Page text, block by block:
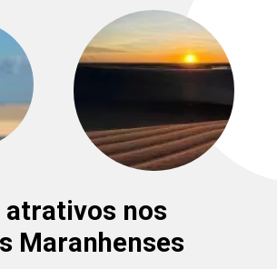
atrativos nos
Maranhenses